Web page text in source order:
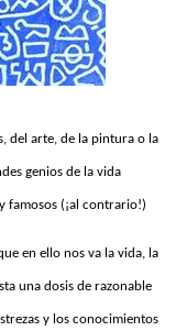
del arte, de la pintura o la
genios de la vida
famosos (¡al contrario!)
en ello nos va la vida, la
una dosis de razonable
y los conocimientos